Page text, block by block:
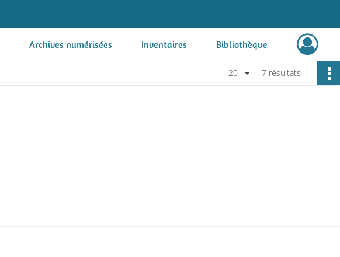
Archives numérisées Inventaires Bibliothèque
7 résultats
20